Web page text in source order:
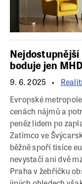
boduje jen MHD
9. 6. 2025
Evropské
cenách nájmů a
peněz lidem po
Zatímco ve
běžně spoří tisíce
nevystačí ani dvě
Praha v žebříčku